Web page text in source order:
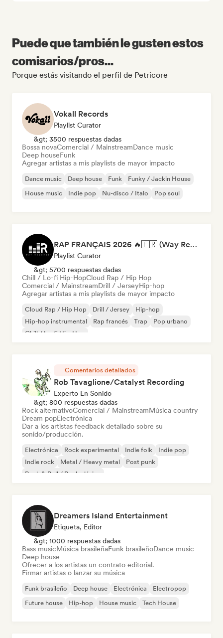
Puede que también le gusten estos
comisarios/pros...
Porque estás visitando el perfil de Petricore
Vokall Records
Playlist Curator
&gt; 3500 respuestas dadas
Bossa novaComercial / MainstreamDance music
Deep houseFunk
Agregar artistas a mis playlists de mayor impacto
Dance music Deep house Funk
Funky / Jackin House
House music
Indie pop Nu-disco / Italo Pop soul
RAP FRANÇAIS 2026 🔥🇫🇷 (Way Records)
Playlist Curator
&gt; 5700 respuestas dadas
Chill / Lo-fi Hip-HopCloud Rap / Hip Hop
Comercial / MainstreamDrill / JerseyHip-hop
Agregar artistas a mis playlists de mayor impacto
Cloud Rap / Hip Hop Drill / Jersey
Hip-hop
Hip-hop instrumental
Rap francés Trap
Pop urbano
Chill / Lo-fi Hip-Hop
Comentarios detallados
Rob Tavaglione/Catalyst Recording
Experto En Sonido
&gt; 800 respuestas dadas
Rock alternativoComercial / MainstreamMúsica country
Dream popElectrónica
Dar a los artistas feedback detallado sobre su
sonido/producción.
Electrónica Rock experimental Indie folk
Indie pop
Indie rock
Metal / Heavy metal
Post punk
Rock & Roll / Rock clásico
Dreamers Island Entertainment
Etiqueta, Editor
&gt; 1000 respuestas dadas
Bass musicMúsica brasileñaFunk brasileñoDance music
Deep house
Ofrecer a los artistas un contrato editorial.
Firmar artistas o lanzar su música
Funk brasileño Deep house Electrónica
Electropop
Future house
Hip-hop House music Tech House